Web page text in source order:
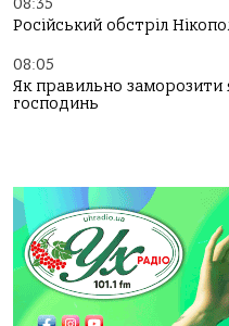
Російський обстріл
08:05
Як правильно заморозити
господинь